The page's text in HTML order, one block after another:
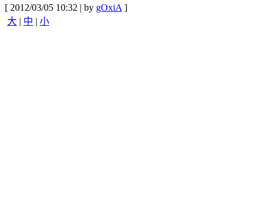
[ 2012/03/05 10:32 | by gOxiA]
大 | 中 | 小